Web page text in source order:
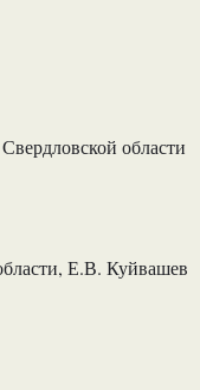
области
Е.В. Куйвашев